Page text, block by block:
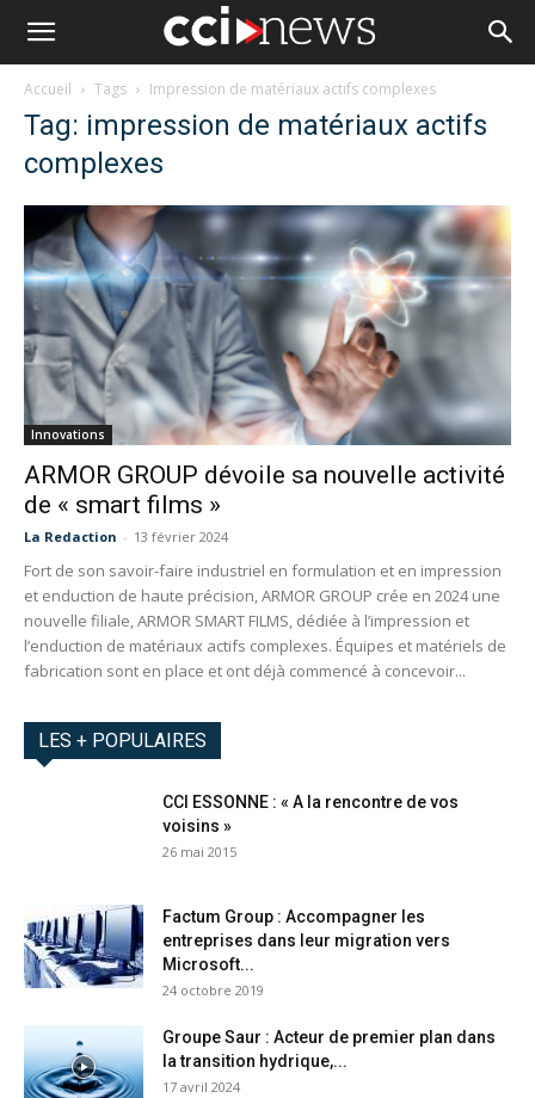
Accueil Tags Impression de matériaux actifs complexes
Tag: impression de matériaux actifs
complexes
Innovations
ARMOR GROUP dévoile sa nouvelle activité
de « smart films »
La Redaction - 13 février 2024
Fort de son savoir-faire industriel en formulation et en impression
et enduction de haute précision, ARMOR GROUP crée en 2024 une
nouvelle filiale, ARMOR SMART FILMS, dédiée à l’impression et
l’enduction de matériaux actifs complexes. Équipes et matériels de
fabrication sont en place et ont déjà commencé à concevoir...
LES + POPULAIRES
CCI ESSONNE : « A la rencontre de vos
voisins »
26 mai 2015
Factum Group : Accompagner les
entreprises dans leur migration vers
Microsoft...
24 octobre 2019
Groupe Saur : Acteur de premier plan dans
la transition hydrique,...
17 avril 2024